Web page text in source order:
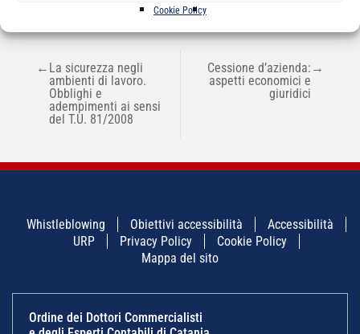
Cookie Policy
NAVIGAZIONE
ARTICOLI
← La sicurezza negli
ambienti di lavoro.
Obblighi e
adempimenti ai sensi
del T.U. 81/2008
Cessione d’azienda:
aspetti economici e
giuridici
→
Whistleblowing Obiettivi accessibilità
Accessibilità
URP
Privacy Policy
Cookie Policy
Mappa del sito
Ordine dei Dottori Commercialisti